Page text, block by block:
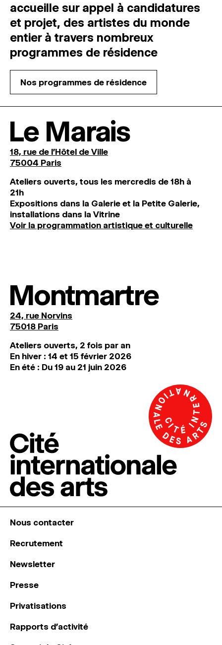
accueille sur appel à candidatures
et projet, des artistes du monde
entier à travers nombreux
programmes de résidence
Nos programmes de résidence
Le Marais
18, rue de l'Hôtel de Ville
75004 Paris
Ateliers ouverts, tous les mercredis de 18h à
21h
Expositions dans la Galerie et la Petite Galerie,
installations dans la Vitrine
Voir la programmation artistique et culturelle
Montmartre
24, rue Norvins
75018 Paris
Ateliers ouverts, 2 fois par an
En hiver : 14 et 15 février 2026
En été : Du 19 au 21 juin 2026
Nous contacter
Recrutement
Newsletter
Presse
Privatisations
Rapports d’activité